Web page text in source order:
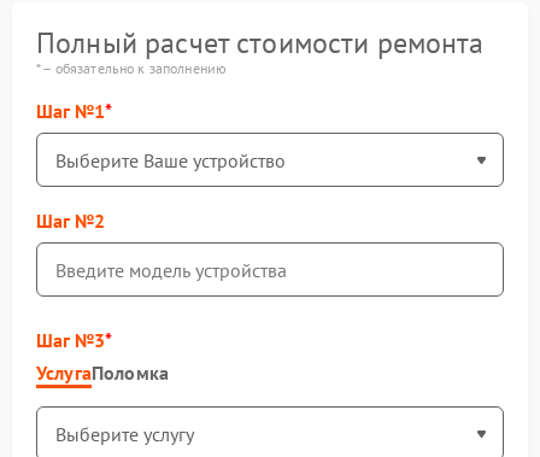
Полный расчет стоимости ремонта
* – обязательно к заполнению
Шаг №1
Шаг №2
Шаг №3
УслугаПоломка